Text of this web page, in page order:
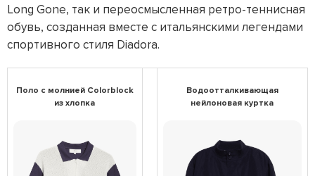
Long Gone, так и переосмысленная ретро-теннисная
обувь, созданная вместе с итальянскими легендами
спортивного стиля Diadora.
Поло с молнией Colorblock
из хлопка
Водоотталкивающая
нейлоновая куртка